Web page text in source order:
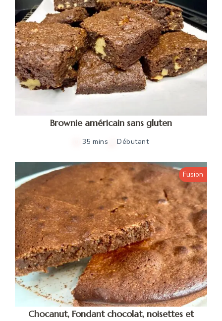
Brownie américain sans gluten
35 mins Débutant
Fusion
Chocanut, Fondant chocolat, noisettes et